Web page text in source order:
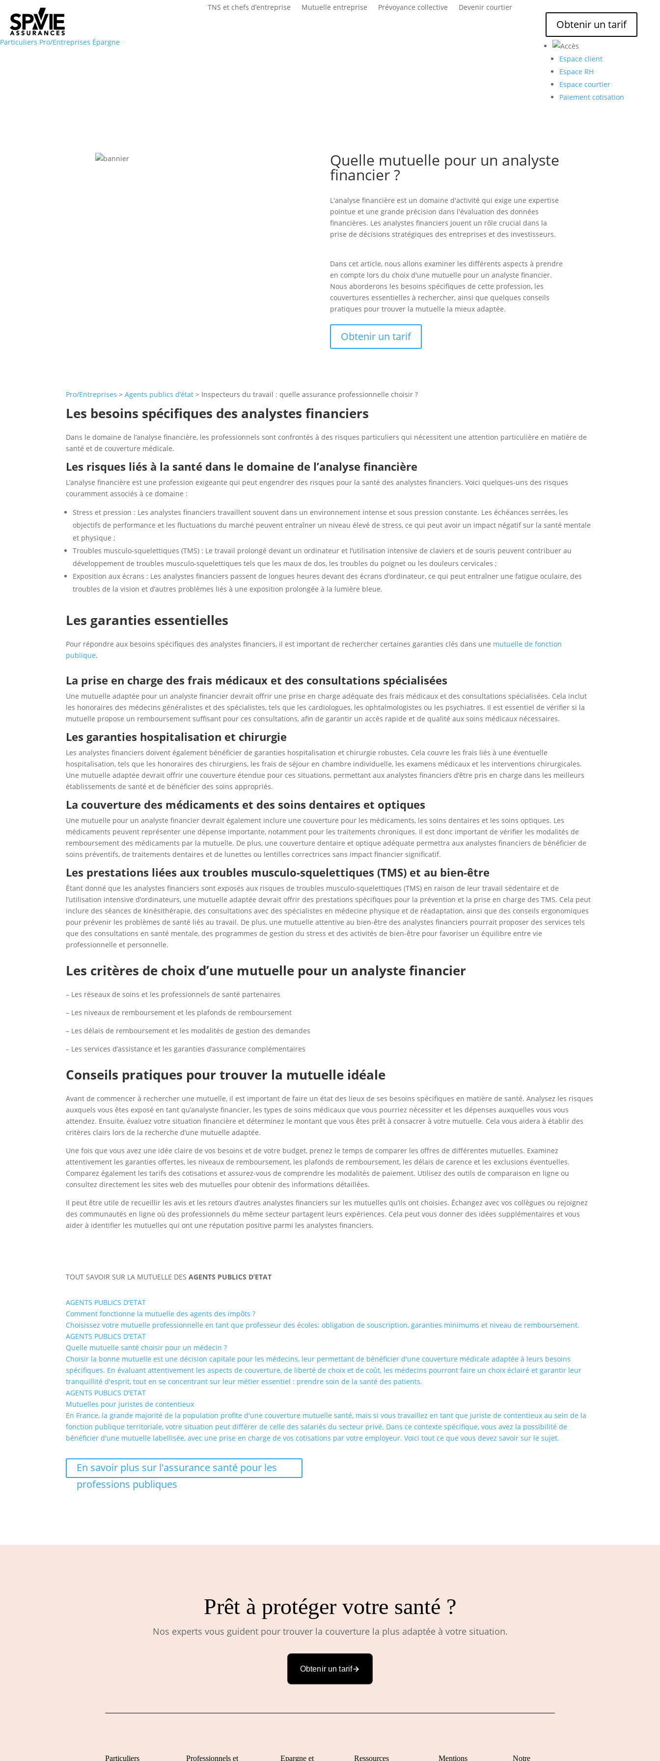
Particuliers Pro/Entreprises Épargne
TNS et chefs d’entreprise Mutuelle entreprise Prévoyance collective Devenir courtier
Obtenir un tarif
Espace client
Espace RH
Espace courtier
Paiement cotisation
Quelle mutuelle pour un analyste
financier ?
L'analyse financière est un domaine d'activité qui exige une expertise
pointue et une grande précision dans l'évaluation des données
financières. Les analystes financiers jouent un rôle crucial dans la
prise de décisions stratégiques des entreprises et des investisseurs.
Dans cet article, nous allons examiner les différents aspects à prendre
en compte lors du choix d'une mutuelle pour un analyste financier.
Nous aborderons les besoins spécifiques de cette profession, les
couvertures essentielles à rechercher, ainsi que quelques conseils
pratiques pour trouver la mutuelle la mieux adaptée.
Obtenir un tarif
Pro/Entreprises > Agents publics d’état > Inspecteurs du travail : quelle assurance professionnelle choisir ?
Les besoins spécifiques des analystes financiers
Dans le domaine de l’analyse financière, les professionnels sont confrontés à des risques particuliers qui nécessitent une attention particulière en matière de
santé et de couverture médicale.
Les risques liés à la santé dans le domaine de l’analyse financière
L’analyse financière est une profession exigeante qui peut engendrer des risques pour la santé des analystes financiers. Voici quelques-uns des risques
couramment associés à ce domaine :
Stress et pression : Les analystes financiers travaillent souvent dans un environnement intense et sous pression constante. Les échéances serrées, les
objectifs de performance et les fluctuations du marché peuvent entraîner un niveau élevé de stress, ce qui peut avoir un impact négatif sur la santé mentale
et physique ;
Troubles musculo-squelettiques (TMS) : Le travail prolongé devant un ordinateur et l’utilisation intensive de claviers et de souris peuvent contribuer au
développement de troubles musculo-squelettiques tels que les maux de dos, les troubles du poignet ou les douleurs cervicales ;
Exposition aux écrans : Les analystes financiers passent de longues heures devant des écrans d’ordinateur, ce qui peut entraîner une fatigue oculaire, des
troubles de la vision et d’autres problèmes liés à une exposition prolongée à la lumière bleue.
Les garanties essentielles
Pour répondre aux besoins spécifiques des analystes financiers, il est important de rechercher certaines garanties clés dans une mutuelle de fonction
publique.
La prise en charge des frais médicaux et des consultations spécialisées
Une mutuelle adaptée pour un analyste financier devrait offrir une prise en charge adéquate des frais médicaux et des consultations spécialisées. Cela inclut
les honoraires des médecins généralistes et des spécialistes, tels que les cardiologues, les ophtalmologistes ou les psychiatres. Il est essentiel de vérifier si la
mutuelle propose un remboursement suffisant pour ces consultations, afin de garantir un accès rapide et de qualité aux soins médicaux nécessaires.
Les garanties hospitalisation et chirurgie
Les analystes financiers doivent également bénéficier de garanties hospitalisation et chirurgie robustes. Cela couvre les frais liés à une éventuelle
hospitalisation, tels que les honoraires des chirurgiens, les frais de séjour en chambre individuelle, les examens médicaux et les interventions chirurgicales.
Une mutuelle adaptée devrait offrir une couverture étendue pour ces situations, permettant aux analystes financiers d’être pris en charge dans les meilleurs
établissements de santé et de bénéficier des soins appropriés.
La couverture des médicaments et des soins dentaires et optiques
Une mutuelle pour un analyste financier devrait également inclure une couverture pour les médicaments, les soins dentaires et les soins optiques. Les
médicaments peuvent représenter une dépense importante, notamment pour les traitements chroniques. Il est donc important de vérifier les modalités de
remboursement des médicaments par la mutuelle. De plus, une couverture dentaire et optique adéquate permettra aux analystes financiers de bénéficier de
soins préventifs, de traitements dentaires et de lunettes ou lentilles correctrices sans impact financier significatif.
Les prestations liées aux troubles musculo-squelettiques (TMS) et au bien-être
Étant donné que les analystes financiers sont exposés aux risques de troubles musculo-squelettiques (TMS) en raison de leur travail sédentaire et de
l’utilisation intensive d’ordinateurs, une mutuelle adaptée devrait offrir des prestations spécifiques pour la prévention et la prise en charge des TMS. Cela peut
inclure des séances de kinésithérapie, des consultations avec des spécialistes en médecine physique et de réadaptation, ainsi que des conseils ergonomiques
pour prévenir les problèmes de santé liés au travail. De plus, une mutuelle attentive au bien-être des analystes financiers pourrait proposer des services tels
que des consultations en santé mentale, des programmes de gestion du stress et des activités de bien-être pour favoriser un équilibre entre vie
professionnelle et personnelle.
Les critères de choix d’une mutuelle pour un analyste financier
– Les réseaux de soins et les professionnels de santé partenaires
– Les niveaux de remboursement et les plafonds de remboursement
– Les délais de remboursement et les modalités de gestion des demandes
– Les services d’assistance et les garanties d’assurance complémentaires
Conseils pratiques pour trouver la mutuelle idéale
Avant de commencer à rechercher une mutuelle, il est important de faire un état des lieux de ses besoins spécifiques en matière de santé. Analysez les risques
auxquels vous êtes exposé en tant qu’analyste financier, les types de soins médicaux que vous pourriez nécessiter et les dépenses auxquelles vous vous
attendez. Ensuite, évaluez votre situation financière et déterminez le montant que vous êtes prêt à consacrer à votre mutuelle. Cela vous aidera à établir des
critères clairs lors de la recherche d’une mutuelle adaptée.
Une fois que vous avez une idée claire de vos besoins et de votre budget, prenez le temps de comparer les offres de différentes mutuelles. Examinez
attentivement les garanties offertes, les niveaux de remboursement, les plafonds de remboursement, les délais de carence et les exclusions éventuelles.
Comparez également les tarifs des cotisations et assurez-vous de comprendre les modalités de paiement. Utilisez des outils de comparaison en ligne ou
consultez directement les sites web des mutuelles pour obtenir des informations détaillées.
Il peut être utile de recueillir les avis et les retours d’autres analystes financiers sur les mutuelles qu’ils ont choisies. Échangez avec vos collègues ou rejoignez
des communautés en ligne où des professionnels du même secteur partagent leurs expériences. Cela peut vous donner des idées supplémentaires et vous
aider à identifier les mutuelles qui ont une réputation positive parmi les analystes financiers.
TOUT SAVOIR SUR LA MUTUELLE DESAGENTS PUBLICS D’ETAT
AGENTS PUBLICS D'ETAT
Comment fonctionne la mutuelle des agents des impôts ?
Choisissez votre mutuelle professionnelle en tant que professeur des écoles: obligation de souscription, garanties minimums et niveau de remboursement.
AGENTS PUBLICS D'ETAT
Quelle mutuelle santé choisir pour un médecin ?
Choisir la bonne mutuelle est une décision capitale pour les médecins, leur permettant de bénéficier d'une couverture médicale adaptée à leurs besoins
spécifiques. En évaluant attentivement les aspects de couverture, de liberté de choix et de coût, les médecins pourront faire un choix éclairé et garantir leur
tranquillité d'esprit, tout en se concentrant sur leur métier essentiel : prendre soin de la santé des patients.
AGENTS PUBLICS D'ETAT
Mutuelles pour juristes de contentieux
En France, la grande majorité de la population profite d'une couverture mutuelle santé, mais si vous travaillez en tant que juriste de contentieux au sein de la
fonction publique territoriale, votre situation peut différer de celle des salariés du secteur privé. Dans ce contexte spécifique, vous avez la possibilité de
bénéficier d'une mutuelle labellisée, avec une prise en charge de vos cotisations par votre employeur. Voici tout ce que vous devez savoir sur le sujet.
En savoir plus sur l'assurance santé pour les
professions publiques
Prêt à protéger votre santé ?
Nos experts vous guident pour trouver la couverture la plus adaptée à votre situation.
Obtenir un tarif
Particuliers Professionnels et Epargne et Ressources Mentions Notre